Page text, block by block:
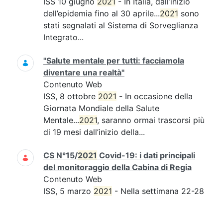
dell’epidemia fino al 30 aprile...2021 sono
stati segnalati al Sistema di Sorveglianza
Integrato...
"Salute mentale per tutti: facciamola
diventare una realtà"
Contenuto Web
ISS, 8 ottobre 2021 - In occasione della
Giornata Mondiale della Salute
Mentale...2021, saranno ormai trascorsi più
di 19 mesi dall’inizio della...
CS N°15/2021 Covid-19: i dati principali
del monitoraggio della Cabina di Regia
Contenuto Web
ISS, 5 marzo 2021 - Nella settimana 22-28